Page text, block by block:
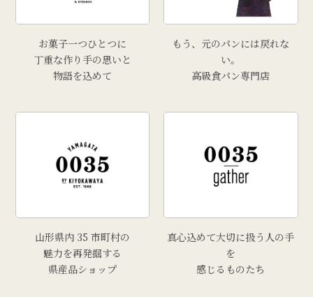
お菓子一つひとつに
丁重な作り手の思いと
物語を込めて
もう、元のパンには戻れな
い。
高級食パン専門店
山形県内 35 市町村の
魅力を再発掘する
県産品ショップ
真心込めて大切に扱う人の手
を
感じるものたち